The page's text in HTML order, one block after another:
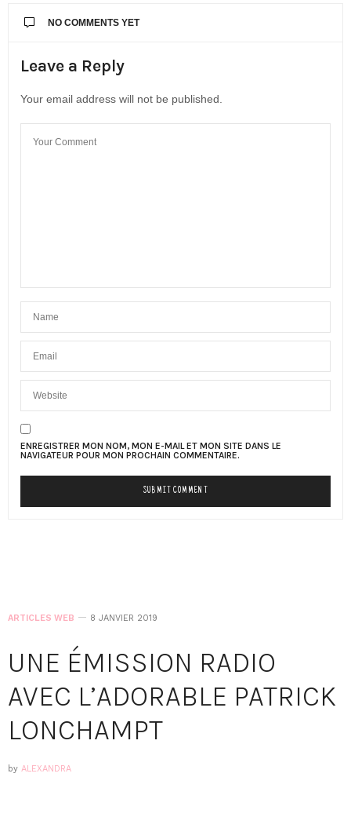
NO COMMENTS YET
Leave a Reply
Your email address will not be published.
ENREGISTRER MON NOM, MON E-MAIL ET MON SITE DANS LE
NAVIGATEUR POUR MON PROCHAIN COMMENTAIRE.
ARTICLES WEB 8 JANVIER 2019
UNE ÉMISSION RADIO
AVEC L’ADORABLE PATRICK
LONCHAMPT
by ALEXANDRA